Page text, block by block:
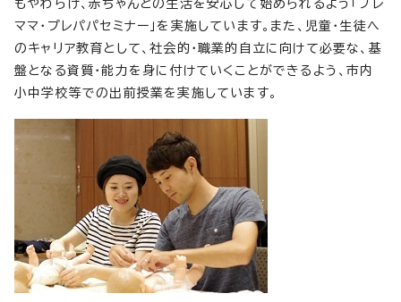
もやわらげ、赤ちゃんとの生活を安心して始められるよう「プレ
ママ・プレパパセミナー」を実施しています。また、児童・生徒へ
のキャリア教育として、社会的・職業的自立に向けて必要な、基
盤となる資質・能力を身に付けていくことができるよう、市内
小中学校等での出前授業を実施しています。